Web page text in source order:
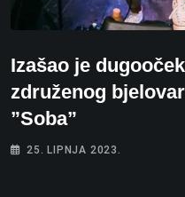
Izašao je
združenog
”Soba”
25. LIPNJA 2023.